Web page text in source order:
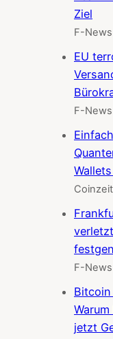
Ziel
F-News
EU
F-News
F-News
jetzt